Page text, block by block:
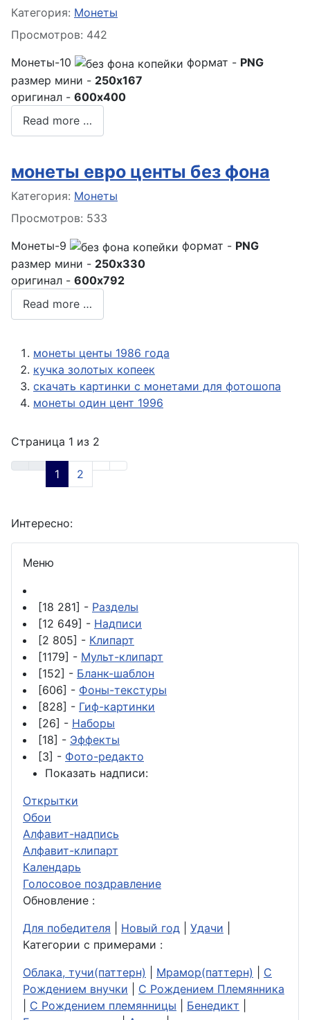
Информация о материале
Категория: Монеты
Просмотров: 442
Монеты-10
формат - PNG
размер мини - 250x167
оригинал - 600x400
Read more …
монеты евро центы без фона
Информация о материале
Категория: Монеты
Просмотров: 533
Монеты-9
формат - PNG
размер мини - 250x330
оригинал - 600x792
Read more …
монеты центы 1986 года
кучка золотых копеек
скачать картинки с монетами для фотошопа
монеты один цент 1996
Страница 1 из 2
1 2
Интересно:
Меню
[18 281] - Разделы
[12 649] - Надписи
[2 805] - Клипарт
[1179] - Мульт-клипарт
[152] - Бланк-шаблон
[606] - Фоны-текстуры
[828] - Гиф-картинки
[26] - Наборы
[18] - Эффекты
[3] - Фото-редакто
Показать надписи:
Открытки
Обои
Алфавит-надпись
Алфавит-клипарт
Календарь
Голосовое поздравление
Обновление :
Для победителя
Новый год Удачи
Категории с примерами :
Облака, тучи(паттерн)
Мрамор(паттерн)
С
Рождением внучки
С Рождением Племянника
С Рождением племянницы Бенедикт